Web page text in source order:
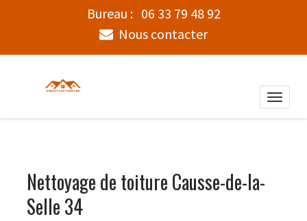
Bureau : 06 33 79 48 92
Nous contacter
Toggle
Nettoyage de toiture Causse-de-la-
Selle 34